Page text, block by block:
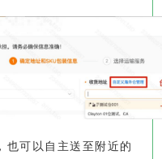
也可以自主送至附近的